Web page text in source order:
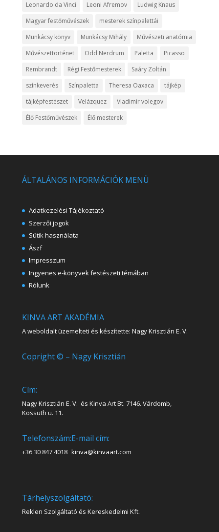
Leonardo da Vinci
Leoni Afremov
Ludwig Knaus
Magyar festőművészek
mesterek színpalettái
Munkácsy könyv
Munkácsy Mihály
Művészeti anatómia
Művészettörténet
Odd Nerdrum Paletta
Picasso
Rembrandt
Régi Festőmesterek
Saáry Zoltán
színkeverés
Színpaletta Theresa Oaxaca
tájkép
tájképfestészet
Velázquez
Vladimir volegov
Élő Festőművészek
Élő mesterek
ÁLTALÁNOS INFORMÁCIÓK MENÜ
Adatkezelési Tájékoztató
Szerzői jogok
Sütik használata
Ászf
Impresszum
Ingyenes e-könyvek festészeti témában
Rólunk
KINVA ART AKADÉMIA
A weboldalt üzemelteti és készítette: Nagy Krisztián E. V.
Copright © – Nagy Krisztián
Cím:
Nagy Krisztián E. V. és Kinva Art Bt. 7146. Várdomb,
Kossuth u. 11.
Telefonszám:
+36 30 847 4018
E-mail cím:
kinva@kinvaart.com
Tárhelyszolgáltató:
Reklen Szolgáltató és Kereskedelmi Kft.